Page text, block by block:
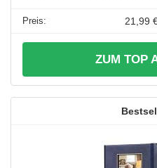
21,99
ZUM TOP